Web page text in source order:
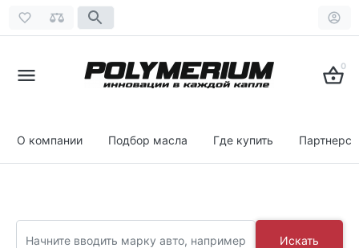
0
О компании Подбор масла Где купить
Искать